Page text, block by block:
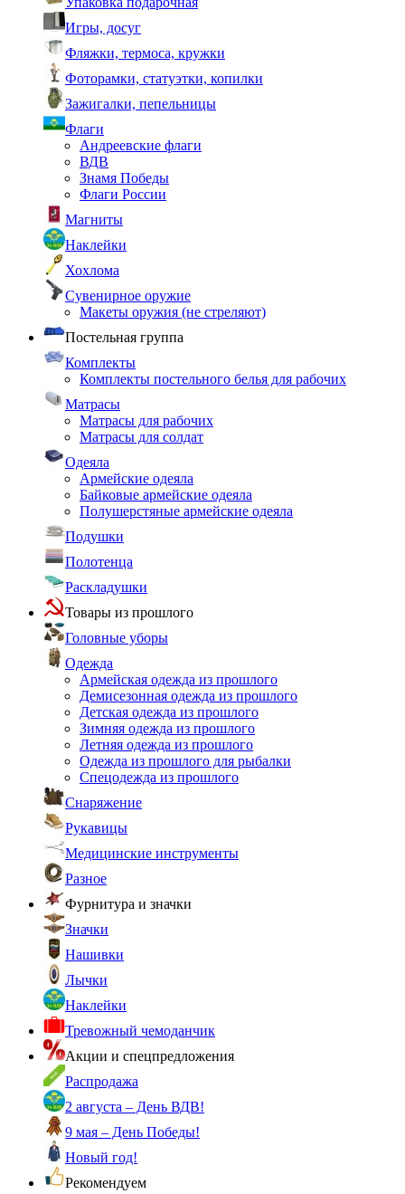
Игры, досуг
Фляжки, термоса, кружки
Фоторамки, статуэтки, копилки
Зажигалки, пепельницы
Флаги
Андреевские флаги
ВДВ
Знамя Победы
Флаги России
Магниты
Наклейки
Хохлома
Сувенирное оружие
Макеты оружия (не стреляют)
Постельная группа
Комплекты
Комплекты постельного белья для рабочих
Матрасы
Матрасы для рабочих
Матрасы для солдат
Одеяла
Армейские одеяла
Байковые армейские одеяла
Полушерстяные армейские одеяла
Подушки
Полотенца
Раскладушки
Товары из прошлого
Головные уборы
Одежда
Армейская одежда из прошлого
Демисезонная одежда из прошлого
Детская одежда из прошлого
Зимняя одежда из прошлого
Летняя одежда из прошлого
Одежда из прошлого для рыбалки
Спецодежда из прошлого
Снаряжение
Рукавицы
Медицинские инструменты
Разное
Фурнитура и значки
Значки
Нашивки
Лычки
Наклейки
Тревожный чемоданчик
Акции и спецпредложения
Распродажа
2 августа – День ВДВ!
9 мая – День Победы!
Новый год!
Рекомендуем